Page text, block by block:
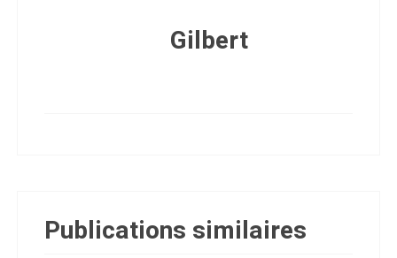
Gilbert
Publications similaires